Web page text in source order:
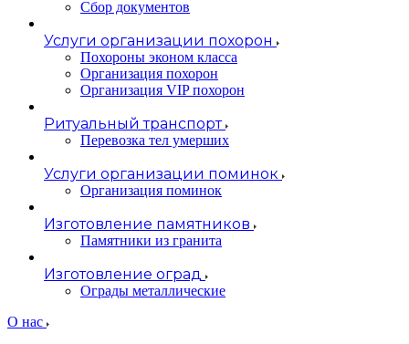
Сбор документов
Услуги организации похорон
Похороны эконом класса
Организация похорон
Организация VIP похорон
Ритуальный транспорт
Перевозка тел умерших
Услуги организации поминок
Организация поминок
Изготовление памятников
Памятники из гранита
Изготовление оград
Ограды металлические
О нас